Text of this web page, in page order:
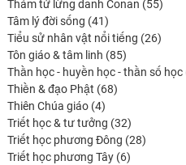
produits
Thám tử lừng danh Conan 5555
Tâm lý đời sống 4141
produits
Tiểu sử nhân vật nổi tiếng 2626
Tôn giáo & tâm linh 8585
produits
Thần học - huyền học - thần số học
Thiền & đạo Phật 6868
Thiên Chúa giáo 44
produits
Triết học & tư tưởng 3232
produits
Triết học phương Đông 2828
Triết học phương Tây 66